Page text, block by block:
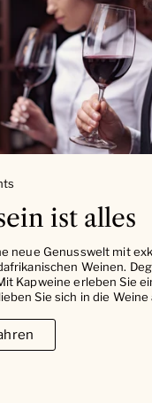
ist alles
neue Genusswelt mit
Weinen.
Kapweine erleben Sie
Sie sich in die Weine